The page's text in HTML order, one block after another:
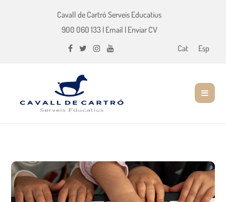
Cavall de Cartró Serveis Educatius
900 060 133| Email | Enviar CV
Cat
Esp